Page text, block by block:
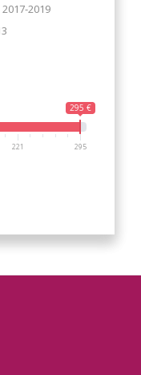
2017-2019
295 €
221 295